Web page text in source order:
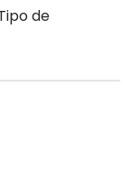
de